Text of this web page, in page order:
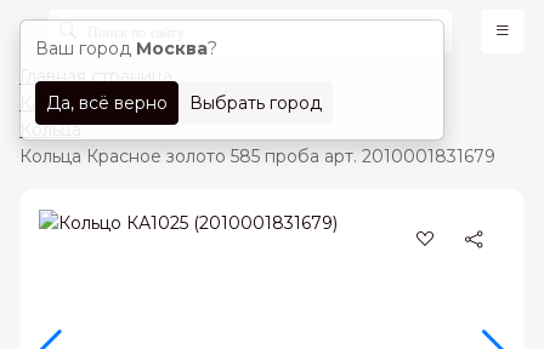
Главная страница
Каталог
Кольца
Кольца Красное золото 585 проба арт. 2010001831679
Ваш город Москва?
Да, всё верно Выбрать город